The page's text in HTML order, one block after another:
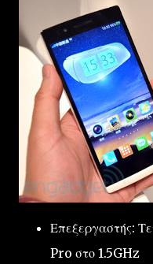
Επεξεργαστής:
Pro στο 1.5GHz